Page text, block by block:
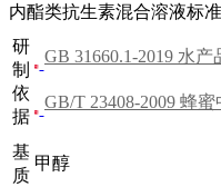
内酯类抗生素混合溶液标
研
制
依
据
基
质
甲醇